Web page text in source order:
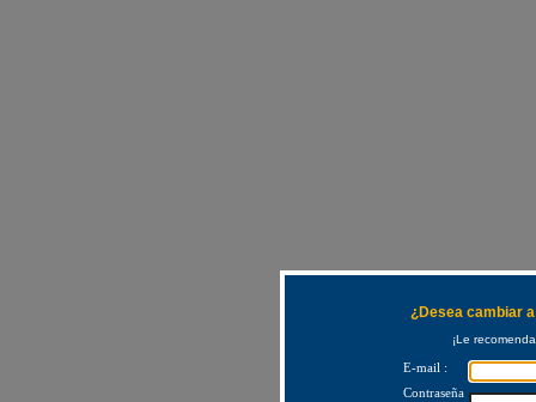
¿Desea cambiar
¡Le
E-mail :
Contraseña